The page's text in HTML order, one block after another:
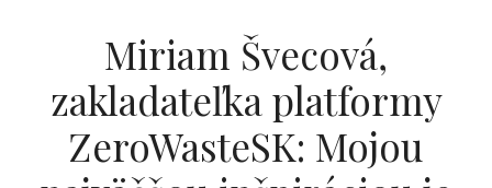
Miriam Švecová,
zakladateľka platformy
ZeroWasteSK: Mojou